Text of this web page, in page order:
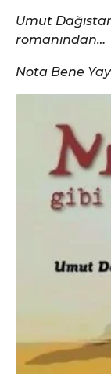
Umut
romanından…
Nota Bene